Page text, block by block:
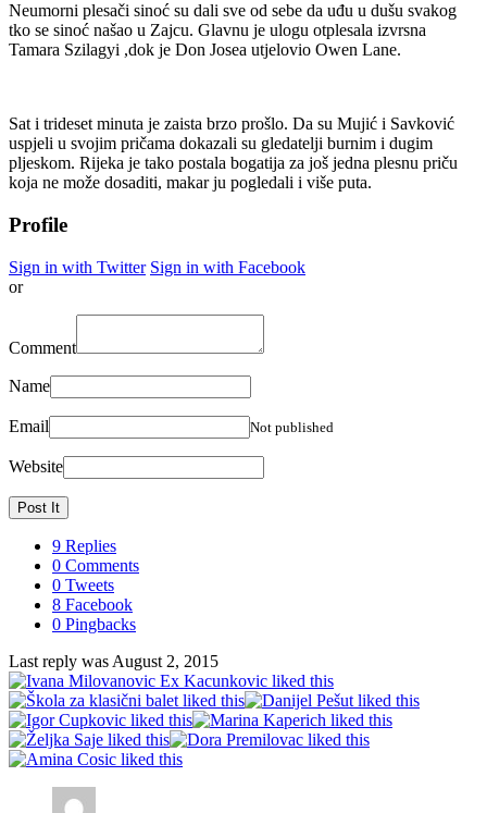
Neumorni plesači sinoć su dali sve od sebe da uđu u dušu svakog
tko se sinoć našao u Zajcu. Glavnu je ulogu otplesala izvrsna
Tamara Szilagyi ,dok je Don Josea utjelovio Owen Lane.
Sat i trideset minuta je zaista brzo prošlo. Da su Mujić i Savković
uspjeli u svojim pričama dokazali su gledatelji burnim i dugim
pljeskom. Rijeka je tako postala bogatija za još jedna plesnu priču
koja ne može dosaditi, makar ju pogledali i više puta.
Profile
Sign in with Twitter Sign in with Facebook
or
Comment
Name
Email Not published
Website
9 Replies
0 Comments
0 Tweets
8 Facebook
0 Pingbacks
Last reply was August 2, 2015